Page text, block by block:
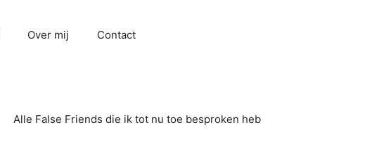
Over mij Contact
Alle False Friends die ik tot nu toe besproken heb